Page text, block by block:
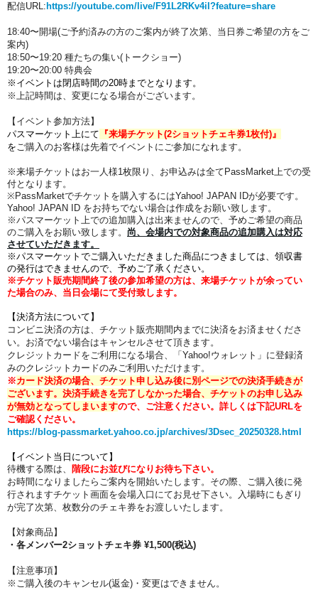
配信URL: https://youtube.com/live/F91L2RKv4iI?feature=share
18:40〜開場(ご予約済みの方のご案内が終了次第、当日券ご希望の方をご
案内)
18:50〜19:20 種たちの集い(トークショー)
19:20〜20:00 特典会
※ イベントは閉店時間の20時までとなります。
※上記時間は、変更になる場合がございます。
【イベント参加方法】
パスマーケット上にて 『来場チケット(2ショットチェキ券1枚付)』
をご購入のお客様は先着でイベントにご参加になれます。
※来場チケットはお一人様1枚限り、お申込みは全てPassMarket上での受
付となります。
※PassMarketでチケットを購入するにはYahoo! JAPAN IDが必要です。
Yahoo! JAPAN ID をお持ちでない場合は作成をお願い致します。
※パスマーケット上での追加購入は出来ませんので、予めご希望の商品
のご購入をお願い致します。 尚、会場内での対象商品の追加購入は対応
させていただきます。
※パスマーケットでご購入いただきました商品につきましては、領収書
の発行はできませんので、予めご了承ください。
※チケット販売期間終了後の参加希望の方は、来場チケットが余ってい
た場合のみ、当日会場にて受付致します。
【決済方法について】
コンビニ決済の方は、チケット販売期間内までに決済をお済ませくださ
い。お済でない場合はキャンセルさせて頂きます。
クレジットカードをご利用になる場合、「Yahoo!ウォレット」に登録済
みのクレジットカードのみご利用いただけます。
※カード決済の場合、チケット申し込み後に別ページでの決済手続きが
ございます。 決済手続きを完了しなかった場合、チケットのお申し込み
が無効となってしまいますので、ご注意ください。 詳しくは下記URLを
ご確認ください。
https://blog-passmarket.yahoo.co.jp/archives/3Dsec_20250328.html
【イベント当日について】
待機する際は、
階段にお並びになりお待ち下さい。
お時間になりましたらご案内を開始いたします。その際、 ご購入後に発
行されますチケット画面を会場入口にてお見せ下さい。
入場時にもぎり
が完了次第、枚数分のチェキ券をお渡しいたします。
【対象商品】
・各メンバー2ショットチェキ券 ¥1,500(税込)
【注意事項】
※ご購入後のキャンセル(返金)・変更はできません。